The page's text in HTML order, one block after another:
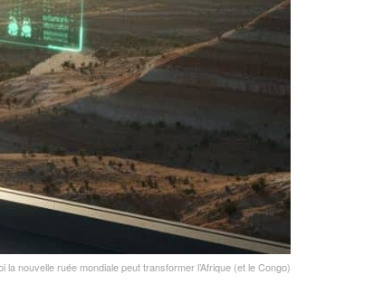
la nouvelle ruée mondiale peut transformer l’Afrique (et le Congo)